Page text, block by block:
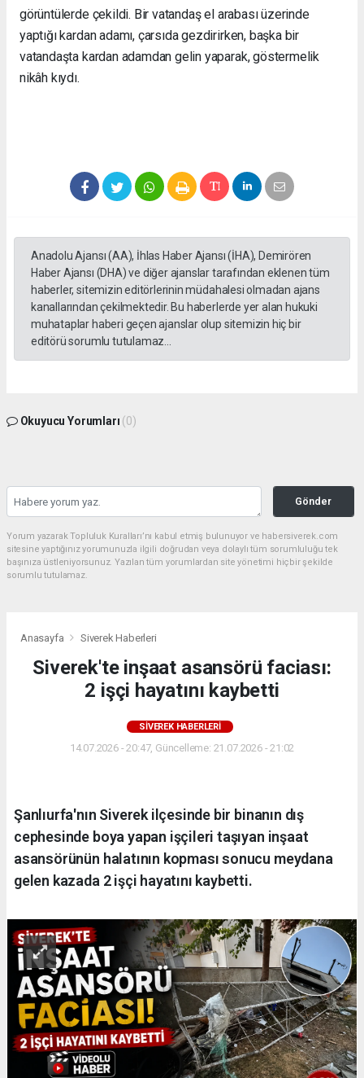
görüntülerde çekildi. Bir vatandaş el arabası üzerinde
yaptığı kardan adamı, çarsıda gezdirirken, başka bir
vatandaşta kardan adamdan gelin yaparak, göstermelik
nikâh kıydı.
Anadolu Ajansı (AA), İhlas Haber Ajansı (İHA), Demirören
Haber Ajansı (DHA) ve diğer ajanslar tarafından eklenen tüm
haberler, sitemizin editörlerinin müdahalesi olmadan ajans
kanallarından çekilmektedir. Bu haberlerde yer alan hukuki
muhataplar haberi geçen ajanslar olup sitemizin hiç bir
editörü sorumlu tutulamaz...
Okuyucu Yorumları (0)
Gönder
Yorum yazarak Topluluk Kuralları’nı kabul etmiş bulunuyor ve habersiverek.com
sitesine yaptığınız yorumunuzla ilgili doğrudan veya dolaylı tüm sorumluluğu tek
başınıza üstleniyorsunuz. Yazılan tüm yorumlardan site yönetimi hiçbir şekilde
sorumlu tutulamaz.
Anasayfa Siverek Haberleri
Siverek'te inşaat asansörü faciası:
2 işçi hayatını kaybetti
SIVEREK HABERLERI
14.07.2026 - 20:47, Güncelleme: 21.07.2026 - 21:02
Şanlıurfa'nın Siverek ilçesinde bir binanın dış
cephesinde boya yapan işçileri taşıyan inşaat
asansörünün halatının kopması sonucu meydana
gelen kazada 2 işçi hayatını kaybetti.